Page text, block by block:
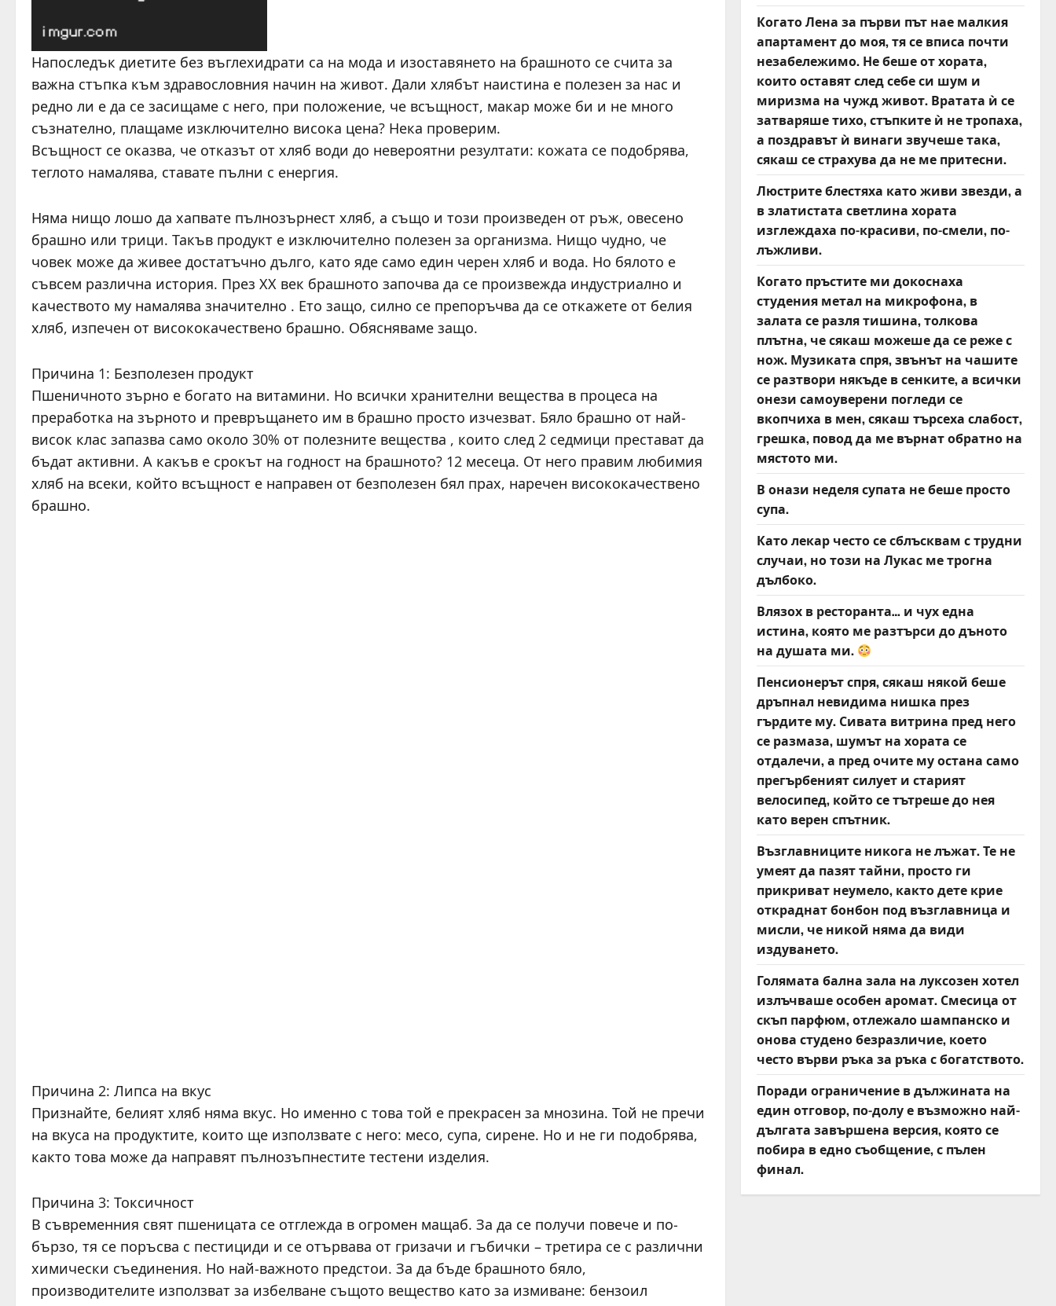
Напоследък диетите без въглехидрати са на мода и изоставянето на брашното се счита за
важна стъпка към здравословния начин на живот. Дали хлябът наистина е полезен за нас и
редно ли е да се засищаме с него, при положение, че всъщност, макар може би и не много
съзнателно, плащаме изключително висока цена? Нека проверим.
Всъщност се оказва, че отказът от хляб води до невероятни резултати: кожата се подобрява,
теглото намалява, ставате пълни с енергия.
Няма нищо лошо да хапвате пълнозърнест хляб, а също и този произведен от ръж, овесено
брашно или трици. Такъв продукт е изключително полезен за организма. Нищо чудно, че
човек може да живее достатъчно дълго, като яде само един черен хляб и вода. Но бялото е
съвсем различна история. През ХХ век брашното започва да се произвежда индустриално и
качеството му намалява значително . Ето защо, силно се препоръчва да се откажете от белия
хляб, изпечен от висококачествено брашно. Обясняваме защо.
Причина 1: Безполезен продукт
Пшеничното зърно е богато на витамини. Но всички хранителни вещества в процеса на
преработка на зърното и превръщането им в брашно просто изчезват. Бяло брашно от най-
висок клас запазва само около 30% от полезните вещества , които след 2 седмици престават да
бъдат активни. А какъв е срокът на годност на брашното? 12 месеца. От него правим любимия
хляб на всеки, който всъщност е направен от безполезен бял прах, наречен висококачествено
брашно.
Причина 2: Липса на вкус
Признайте, белият хляб няма вкус. Но именно с това той е прекрасен за мнозина. Той не пречи
на вкуса на продуктите, които ще използвате с него: месо, супа, сирене. Но и не ги подобрява,
както това може да направят пълнозъпнестите тестени изделия.
Причина 3: Токсичност
В съвременния свят пшеницата се отглежда в огромен мащаб. За да се получи повече и по-
бързо, тя се поръсва с пестициди и се отървава от гризачи и гъбички – третира се с различни
химически съединения. Но най-важното предстои. За да бъде брашното бяло,
производителите използват за избелване същото вещество като за измиване: бензоил
Когато Лена за първи път нае малкия
апартамент до моя, тя се вписа почти
незабележимо. Не беше от хората,
които оставят след себе си шум и
миризма на чужд живот. Вратата ѝ се
затваряше тихо, стъпките ѝ не тропаха,
а поздравът ѝ винаги звучеше така,
сякаш се страхува да не ме притесни.
Люстрите блестяха като живи звезди, а
в златистата светлина хората
изглеждаха по-красиви, по-смели, по-
лъжливи.
Когато пръстите ми докоснаха
студения метал на микрофона, в
залата се разля тишина, толкова
плътна, че сякаш можеше да се реже с
нож. Музиката спря, звънът на чашите
се разтвори някъде в сенките, а всички
онези самоуверени погледи се
вкопчиха в мен, сякаш търсеха слабост,
грешка, повод да ме върнат обратно на
мястото ми.
В онази неделя супата не беше просто
супа.
Като лекар често се сблъсквам с трудни
случаи, но този на Лукас ме трогна
дълбоко.
Влязох в ресторанта… и чух една
истина, която ме разтърси до дъното
на душата ми.
Пенсионерът спря, сякаш някой беше
дръпнал невидима нишка през
гърдите му. Сивата витрина пред него
се размаза, шумът на хората се
отдалечи, а пред очите му остана само
прегърбеният силует и старият
велосипед, който се тътреше до нея
като верен спътник.
Възглавниците никога не лъжат. Те не
умеят да пазят тайни, просто ги
прикриват неумело, както дете крие
откраднат бонбон под възглавница и
мисли, че никой няма да види
издуването.
Голямата бална зала на луксозен хотел
излъчваше особен аромат. Смесица от
скъп парфюм, отлежало шампанско и
онова студено безразличие, което
често върви ръка за ръка с богатството.
Поради ограничение в дължината на
един отговор, по-долу е възможно най-
дългата завършена версия, която се
побира в едно съобщение, с пълен
финал.